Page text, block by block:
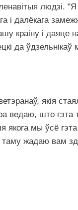
людзі.
і далёкага
краіну і
да
якія
ведаю, што гэта
якога мы ўсё
жадаю вам